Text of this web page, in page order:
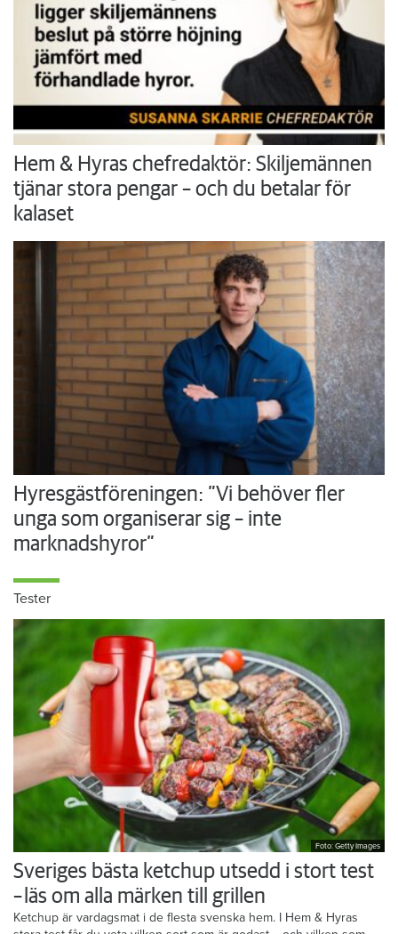
Hem & Hyras chefredaktör: Skiljemännen
tjänar stora pengar – och du betalar för
kalaset
Hyresgästföreningen: ”Vi behöver fler
unga som organiserar sig – inte
marknadshyror”
Tester
Foto: Getty Images
Sveriges bästa ketchup utsedd i stort test
– läs om alla märken till grillen
Ketchup är vardagsmat i de flesta svenska hem. I Hem & Hyras